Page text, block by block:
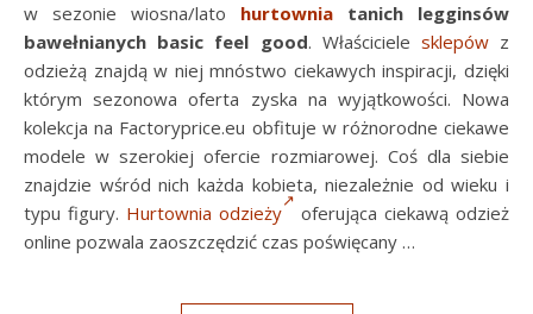
w sezonie wiosna/lato hurtownia tanich legginsów
bawełnianych basic feel good. Właściciele sklepówz
odzieżą znajdą w niej mnóstwo ciekawych inspiracji, dzięki
którym sezonowa oferta zyska na wyjątkowości. Nowa
kolekcja na Factoryprice.eu obfituje w różnorodne ciekawe
modele w szerokiej ofercie rozmiarowej. Coś dla siebie
znajdzie wśród nich każda kobieta, niezależnie od wieku i
typu figury. Hurtownia odzieży
oferująca ciekawą odzież
online pozwala zaoszczędzić czas poświęcany …